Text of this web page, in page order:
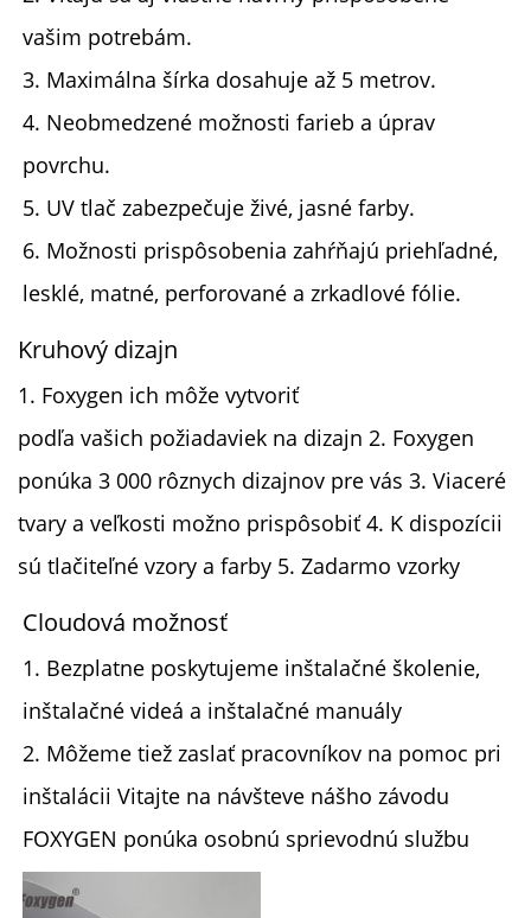
vašim potrebám.
3. Maximálna šírka dosahuje až 5 metrov.
4. Neobmedzené možnosti farieb a úprav
povrchu.
5. UV tlač zabezpečuje živé, jasné farby.
6. Možnosti prispôsobenia zahŕňajú priehľadné,
lesklé, matné, perforované a zrkadlové fólie.
Kruhový dizajn
1. Foxygen ich môže vytvoriť
podľa vašich požiadaviek na dizajn 2. Foxygen
ponúka 3 000 rôznych dizajnov pre vás 3. Viaceré
tvary a veľkosti možno prispôsobiť 4. K dispozícii
sú tlačiteľné vzory a farby 5. Zadarmo vzorky
Cloudová možnosť
1. Bezplatne poskytujeme inštalačné školenie,
inštalačné videá a inštalačné manuály
2. Môžeme tiež zaslať pracovníkov na pomoc pri
inštalácii Vitajte na návšteve nášho závodu
FOXYGEN ponúka osobnú sprievodnú službu